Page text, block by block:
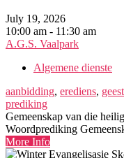
July 19, 2026
10:00 am - 11:30 am
A.G.S. Vaalpark
Algemene dienste
aanbidding, erediens,
prediking
Gemeenskap van die
Woordprediking
More Info